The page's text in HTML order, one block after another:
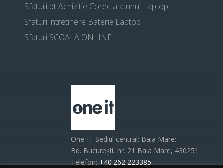
Sfaturi pt Achizitie Corecta a unui Laptop
Sfaturi intretinere Baterie Laptop
Sfaturi SCOALA ONLINE
One-IT Sediul central: Baia Mare:
Bd. București, nr. 21 Baia Mare, 430251
Telefon: +40 262 223385